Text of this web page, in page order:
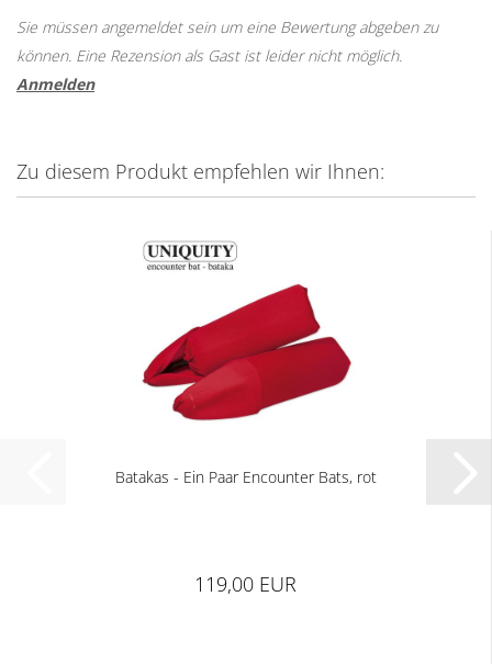
Sie müssen angemeldet sein um eine Bewertung abgeben zu
können. Eine Rezension als Gast ist leider nicht möglich.
Anmelden
Zu diesem Produkt empfehlen wir Ihnen:
Batakas - Ein Paar Encounter Bats, rot
119,00 EUR